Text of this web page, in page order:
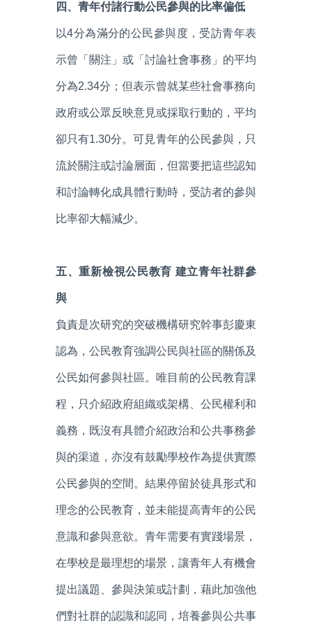
四、青年付諸行動公民參與的比率偏低
以4分為滿分的公民參與度，受訪青年表
示曾「關注」或「討論社會事務」的平均
分為2.34分；但表示曾就某些社會事務向
政府或公眾反映意見或採取行動的，平均
卻只有1.30分。可見青年的公民參與，只
流於關注或討論層面，但當要把這些認知
和討論轉化成具體行動時，受訪者的參與
比率卻大幅減少。
五、重新檢視公民教育 建立青年社群參
與
負責是次研究的突破機構研究幹事彭慶東
認為，公民教育強調公民與社區的關係及
公民如何參與社區。唯目前的公民教育課
程，只介紹政府組織或架構、公民權利和
義務，既沒有具體介紹政治和公共事務參
與的渠道，亦沒有鼓勵學校作為提供實際
公民參與的空間。結果停留於徒具形式和
理念的公民教育，並未能提高青年的公民
意識和參與意欲。青年需要有實踐場景，
在學校是最理想的場景，讓青年人有機會
提出議題、參與決策或計劃，藉此加強他
們對社群的認識和認同，培養參與公共事